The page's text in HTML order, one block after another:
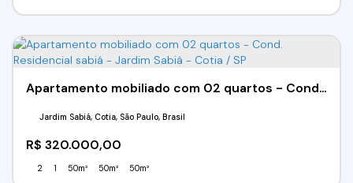
Apartamento mobiliado com 02 quartos - Cond. Residencial sabiá - Jardim Sabiá - Cotia / SP
R$ 320.000,00
Jardim Sabiá, Cotia, São Paulo, Brasil
2 1 50m² 50m² 50m²